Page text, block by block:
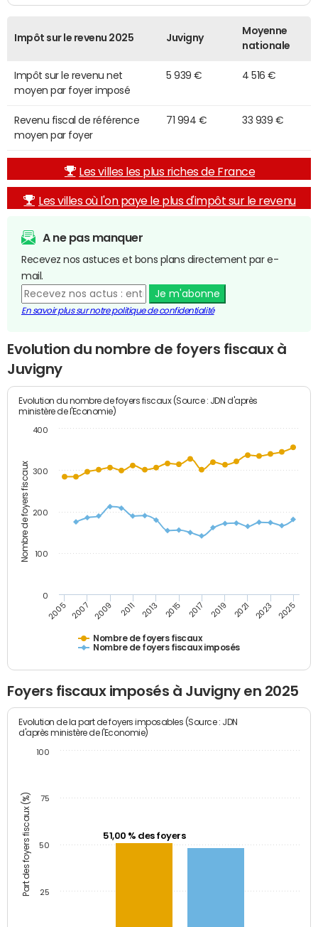
Impôt sur le revenu 2025 Juvigny
Moyenne
nationale
Impôt sur le revenu net
moyen par foyer imposé
5 939 € 4 516 €
Revenu fiscal de référence
moyen par foyer
71 994 € 33 939 €
Les villes les plus riches de France
Les villes où l'on paye le plus d'impôt sur le revenu
A ne pas manquer
Recevez nos astuces et bons plans directement par e-
mail.
Je m'abonne
En savoir plus sur notre politique de confidentialité
Evolution du nombre de foyers fiscaux à
Juvigny
Nombre de foyers fiscaux
Evolution du nombre de foyers fiscaux (Source : JDN d'après
ministère de l'Economie)
Nombre de foyers fiscaux
Nombre de foyers fiscaux imposés
2005 2007 2009 2011 2013 2015 2017 2019 2021 2023 2025
0
100
200
300
400
Foyers fiscaux imposés à Juvigny en 2025
Part des foyers fiscaux (%)
Evolution de la part de foyers imposables (Source : JDN
d'après ministère de l'Economie)
51,00 % des foyers
25
50
75
100